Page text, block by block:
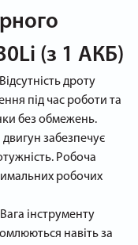
(з 1 АКБ)
дроту
під час роботи та
без обмежень.
забезпечує
Робоча
робочих
інструменту
навіть за